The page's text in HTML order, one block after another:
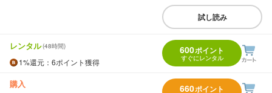
試し読み
レンタル(48時間)
1%還元 ：6ポイント獲得
600ポイント
すぐにレンタル
購入 660ポイント